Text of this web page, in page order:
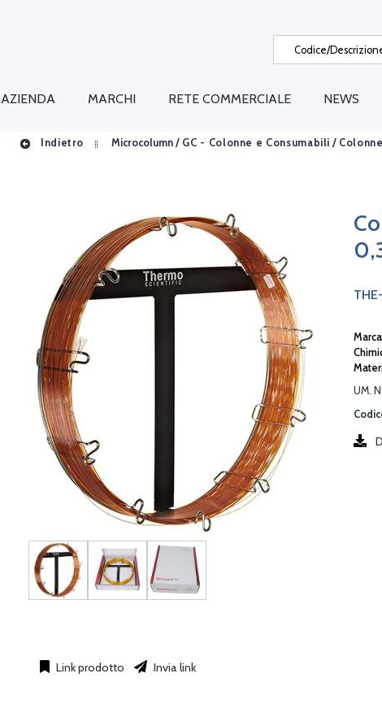
AZIENDA MARCHI RETE COMMERCIALE NEWS
Indietro Microcolumn / GC - Colonne e Consumabili /
Marca
UM. N
Link prodotto Invia link